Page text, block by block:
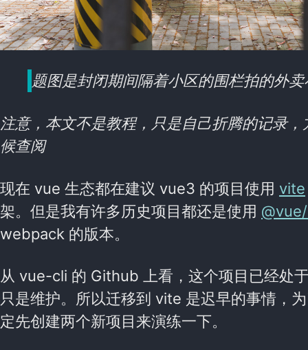
题图是封闭期间隔着小区的围栏拍的外卖
注意，本文不是教程，只是自己折腾的记录
候查阅
现在 vue 生态都在建议 vue3 的项目使用 vite
架。但是我有许多历史项目都还是使用
webpack 的版本。
从 vue-cli 的 Github 上看，这个项目已经处
只是维护。所以迁移到 vite 是迟早的事情，
定先创建两个新项目来演练一下。